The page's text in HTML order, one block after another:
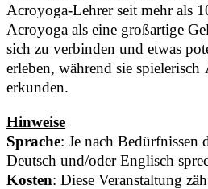
Acroyoga-Lehrer seit mehr als
Acroyoga als eine großartige
sich zu verbinden und etwas
erleben, während sie spielerisch
erkunden.
Hinweise
Sprache: Je nach
Deutsch und/oder Englisch
Kosten: Diese Veranstaltung